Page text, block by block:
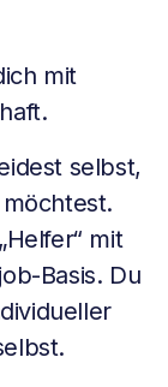
mit
selbst,
mit
Basis. Du